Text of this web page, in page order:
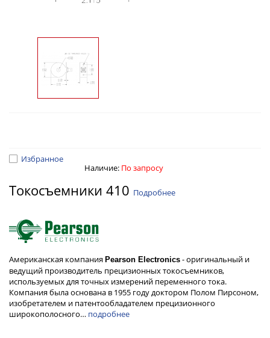
Избранное
Наличие: По запросу
Токосъемники 410 Подробнее
Американская компания Pearson Electronics - оригинальный и
ведущий производитель прецизионных токосъемников,
используемых для точных измерений переменного тока.
Компания была основана в 1955 году доктором Полом Пирсоном,
изобретателем и патентообладателем прецизионного
широкополосного… подробнее